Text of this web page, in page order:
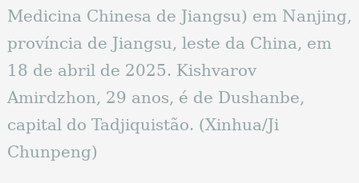
Medicina Chinesa de Jiangsu) em Nanjing,
província de Jiangsu, leste da China, em
18 de abril de 2025. Kishvarov
Amirdzhon, 29 anos, é de Dushanbe,
capital do Tadjiquistão. (Xinhua/Ji
Chunpeng)